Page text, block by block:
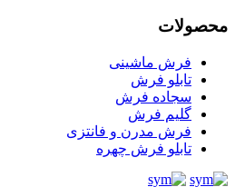
محصولات
فرش ماشینی
تابلو فرش
سجاده فرش
گلیم فرش
فرش مدرن و فانتزی
تابلو فرش چهره